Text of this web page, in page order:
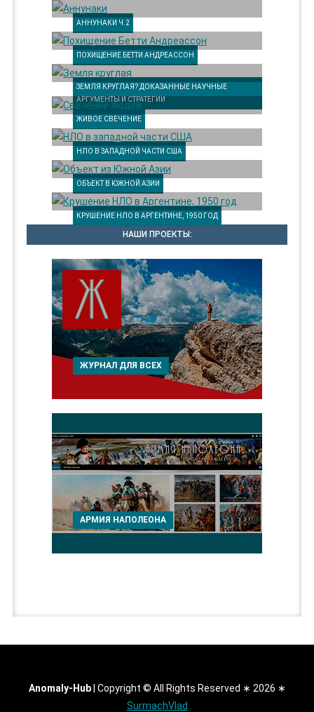
АННУНАКИ Ч.2
ПОХИЩЕНИЕ БЕТТИ АНДРЕАССОН
ЗЕМЛЯ КРУГЛАЯ? ДОКАЗАННЫЕ НАУЧНЫЕ
АРГУМЕНТЫ И СТРАТЕГИИ
ЖИВОЕ СВЕЧЕНИЕ
НЛО В ЗАПАДНОЙ ЧАСТИ США
ОБЪЕКТ В ЮЖНОЙ АЗИИ
КРУШЕНИЕ НЛО В АРГЕНТИНЕ, 1950 ГОД
НАШИ ПРОЕКТЫ:
ЖУРНАЛ ДЛЯ ВСЕХ
АРМИЯ НАПОЛЕОНА
Anomaly-Hub Copyright © All Rights Reserved ∗ 2026 ∗
SurmachVlad